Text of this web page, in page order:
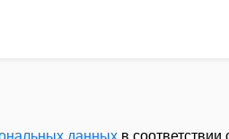
данныхв соответствии